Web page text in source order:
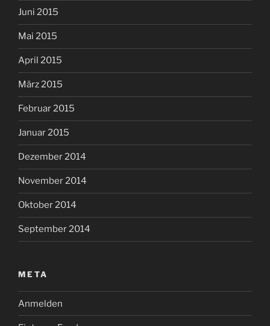
Juni 2015
Mai 2015
April 2015
März 2015
Februar 2015
Januar 2015
Dezember 2014
November 2014
Oktober 2014
September 2014
META
Anmelden